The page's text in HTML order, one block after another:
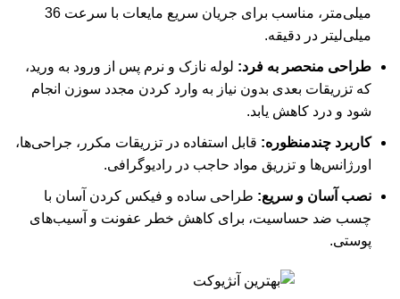
میلی‌متر، مناسب برای جریان سریع مایعات با سرعت 36
میلی‌لیتر در دقیقه.
طراحی منحصر به فرد: لوله نازک و نرم پس از ورود به ورید،
که تزریقات بعدی بدون نیاز به وارد کردن مجدد سوزن انجام
شود و درد کاهش یابد.
کاربرد چندمنظوره: قابل استفاده در تزریقات مکرر، جراحی‌ها،
اورژانس‌ها و تزریق مواد حاجب در رادیوگرافی.
نصب آسان و سریع: طراحی ساده و فیکس کردن آسان با
چسب ضد حساسیت، برای کاهش خطر عفونت و آسیب‌های
پوستی.